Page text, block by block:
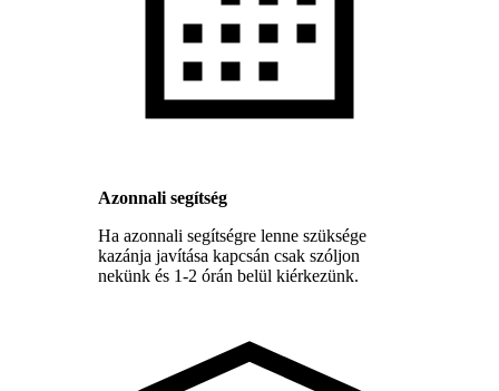
Azonnali segítség
Ha azonnali segítségre lenne szüksége
kazánja javítása kapcsán csak szóljon
nekünk és 1-2 órán belül kiérkezünk.